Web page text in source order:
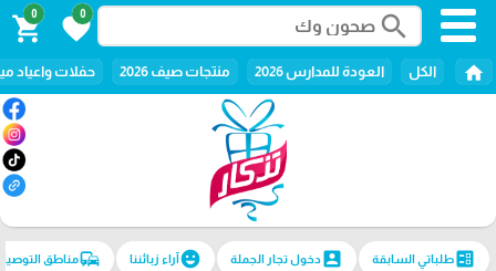
search
0
favorite
0
shopping_cart
home الكل العودة للمدارس 2026 منتجات صيف 2026 حفلات واعياد
ballotطلباتي السابقة account_boxدخول تجار الجملة emoji_emotionsآراء زبائننا commuteمناطق